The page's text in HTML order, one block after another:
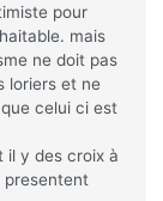
pour
mais
ne doit pas
loriers et ne
celui ci est
il y des croix à
presentent